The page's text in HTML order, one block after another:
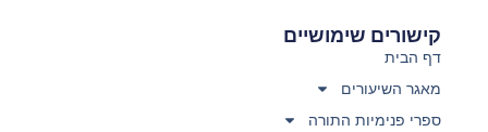
קישורים שימושיים
דף הבית
מאגר השיעורים
ספרי פנימיות התורה